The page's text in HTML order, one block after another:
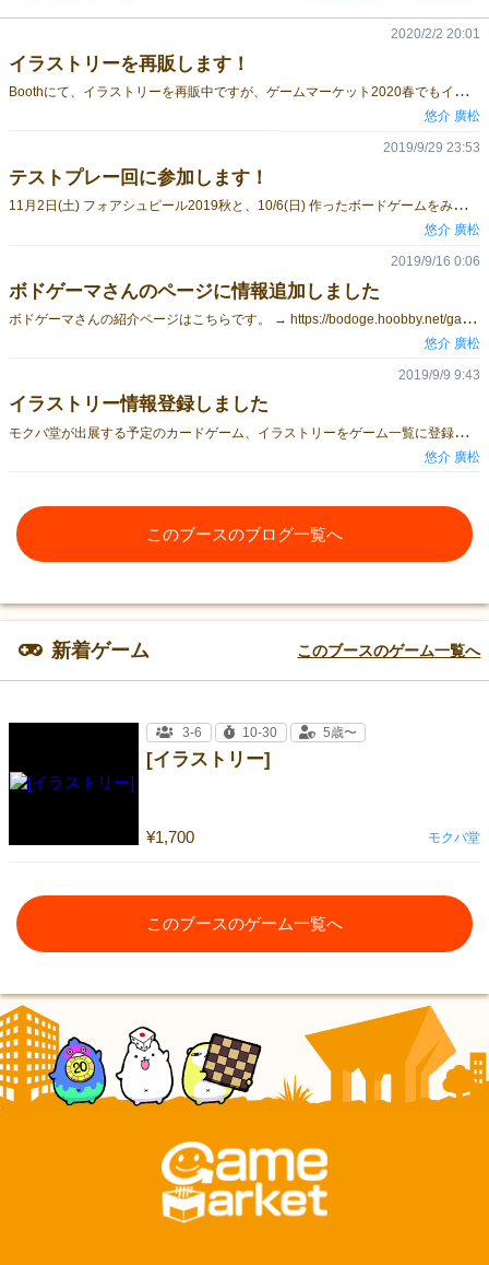
イラストリーを再販します！
B
oothにて、イラストリーを再販中ですが、ゲームマーケット2020春でもイラストリーを再販します。 試遊もできるので、ぜひ遊びに来てください！
2020/2/2 20:01
悠介 廣松
テストプレー回に参加します！
1
1月2日(土) フォアシュピール2019秋と、10/6(日) 作ったボードゲームをみんなで遊ぶ会にイラストリーが参加します！ 詳しくは、モクバ堂HPの最新情報をご覧ください。 今後の最新情報についても、ホームページでお知らせいたします。
2019/9/29 23:53
悠介 廣松
ボドゲーマさんのページに情報追加しました
ボ
ドゲーマさんの紹介ページはこちらです。 → https://bodoge.hoobby.net/games/illustori ゲムマ2019秋の情報入力時に自動的に埋められた情報以外のところを埋めました。テーマとかメカニクスとか。 「イラストでしりとりするゲーム」というひとことで説明できてしまうので、これ以上あまり情報は出せない気がします。 テストプレーで遊んだ方のコメントに書かれているように、元々いくつかルールを考えていたのですが、説明書には1つのルール(英語版を含めると2ルール)のみ書かれています。 しかし、ただボツにするのはもったいないので、モクバ堂の公式サイトで折を見てバリエーションルールとして公開することを考えています。 どちらにしろ、バリエーションルールの公開はゲムマ2019秋以降になると思いますので、まずは「イラストリー」をご購入ください！
2019/9/16 0:06
悠介 廣松
イラストリー情報登録しました
モ
クバ堂が出展する予定のカードゲーム、イラストリーをゲーム一覧に登録しました。 → イラストリーの紹介ページ 主に、サークル公式ホームページやTwitterで情報配信していきます。
2019/9/9 9:43
悠介 廣松
このブースのブログ一覧へ
新着ゲーム このブースのゲーム一覧へ
[イラストリー]
¥1,700
3-6 10-30 5歳〜
モクバ堂
このブースのゲーム一覧へ